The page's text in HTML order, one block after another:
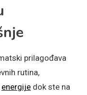
prilagođava
rutina,
energije dok ste na